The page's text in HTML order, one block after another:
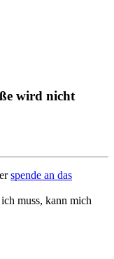
wird nicht
spende an das
muss, kann mich